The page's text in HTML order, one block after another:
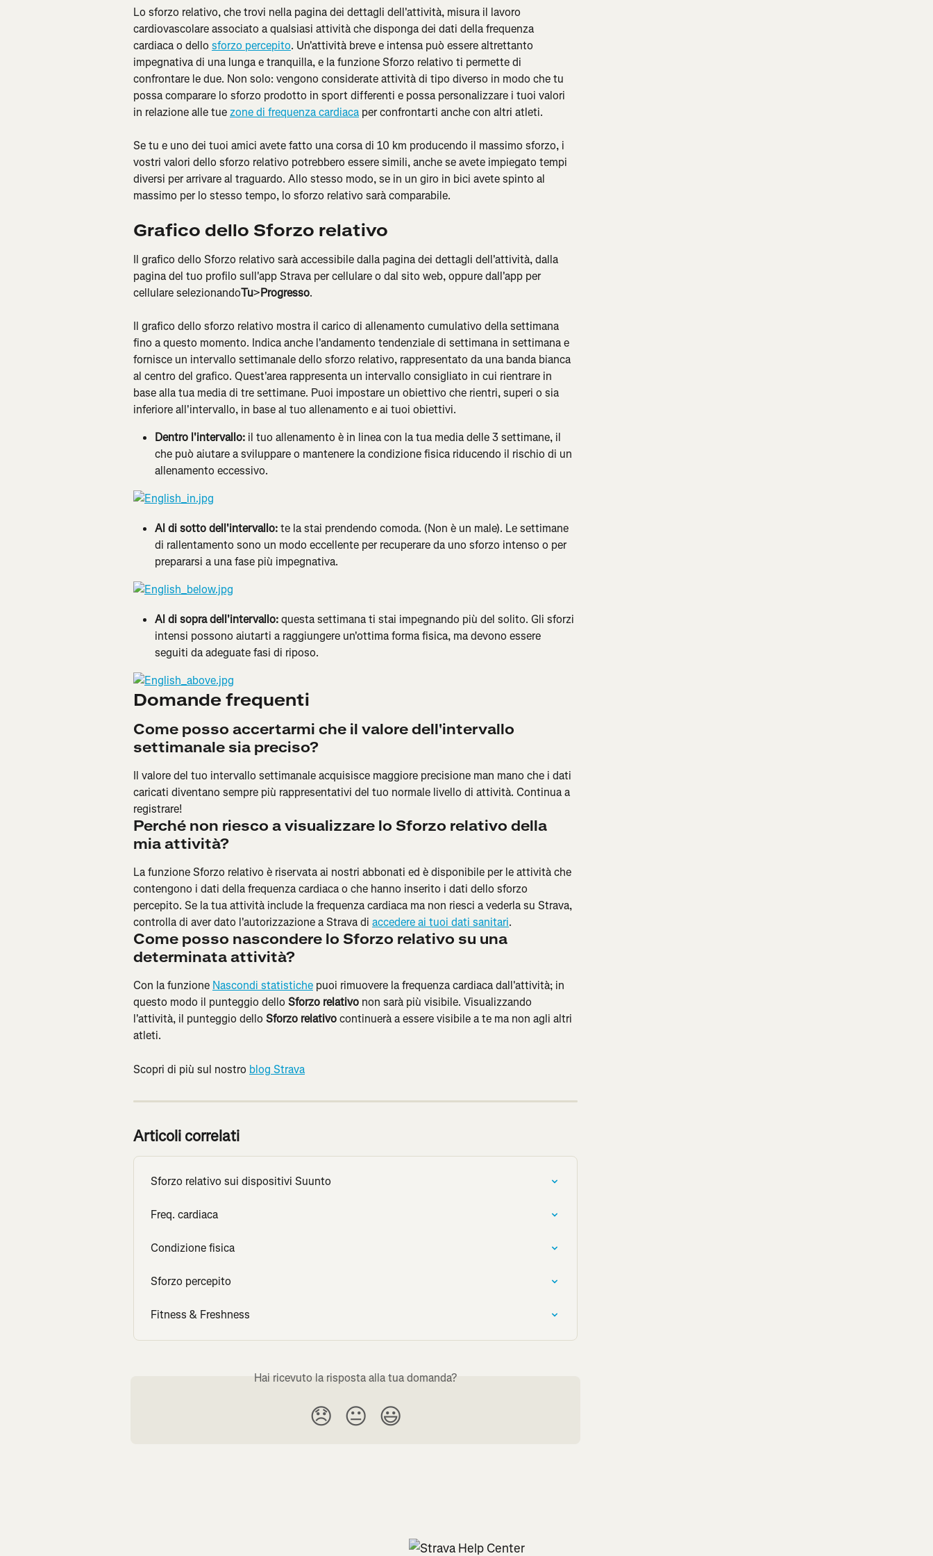
Lo sforzo relativo, che trovi nella pagina dei dettagli dell'attività, misura il lavoro
cardiovascolare associato a qualsiasi attività che disponga dei dati della frequenza
cardiaca o dello sforzo percepito. Un'attività breve e intensa può essere altrettanto
impegnativa di una lunga e tranquilla, e la funzione Sforzo relativo ti permette di
confrontare le due. Non solo: vengono considerate attività di tipo diverso in modo che tu
possa comparare lo sforzo prodotto in sport differenti e possa personalizzare i tuoi valori
in relazione alle tue zone di frequenza cardiaca per confrontarti anche con altri atleti.
Se tu e uno dei tuoi amici avete fatto una corsa di 10 km producendo il massimo sforzo, i
vostri valori dello sforzo relativo potrebbero essere simili, anche se avete impiegato tempi
diversi per arrivare al traguardo. Allo stesso modo, se in un giro in bici avete spinto al
massimo per lo stesso tempo, lo sforzo relativo sarà comparabile.
Grafico dello Sforzo relativo
Il grafico dello Sforzo relativo sarà accessibile dalla pagina dei dettagli dell'attività, dalla
pagina del tuo profilo sull'app Strava per cellulare o dal sito web, oppure dall'app per
cellulare selezionandoTu>Progresso.
Il grafico dello sforzo relativo mostra il carico di allenamento cumulativo della settimana
fino a questo momento. Indica anche l'andamento tendenziale di settimana in settimana e
fornisce un intervallo settimanale dello sforzo relativo, rappresentato da una banda bianca
al centro del grafico. Quest'area rappresenta un intervallo consigliato in cui rientrare in
base alla tua media di tre settimane. Puoi impostare un obiettivo che rientri, superi o sia
inferiore all'intervallo, in base al tuo allenamento e ai tuoi obiettivi.
Dentro l'intervallo: il tuo allenamento è in linea con la tua media delle 3 settimane, il
che può aiutare a sviluppare o mantenere la condizione fisica riducendo il rischio di un
allenamento eccessivo.
Al di sotto dell'intervallo: te la stai prendendo comoda. (Non è un male). Le settimane
di rallentamento sono un modo eccellente per recuperare da uno sforzo intenso o per
prepararsi a una fase più impegnativa.
Al di sopra dell'intervallo: questa settimana ti stai impegnando più del solito. Gli sforzi
intensi possono aiutarti a raggiungere un'ottima forma fisica, ma devono essere
seguiti da adeguate fasi di riposo.
Domande frequenti
Come posso accertarmi che il valore dell'intervallo
settimanale sia preciso?
Il valore del tuo intervallo settimanale acquisisce maggiore precisione man mano che i dati
caricati diventano sempre più rappresentativi del tuo normale livello di attività. Continua a
registrare!
Perché non riesco a visualizzare lo Sforzo relativo della
mia attività?
La funzione Sforzo relativo è riservata ai nostri abbonati ed è disponibile per le attività che
contengono i dati della frequenza cardiaca o che hanno inserito i dati dello sforzo
percepito. Se la tua attività include la frequenza cardiaca ma non riesci a vederla su Strava,
controlla di aver dato l'autorizzazione a Strava di accedere ai tuoi dati sanitari.
Come posso nascondere lo Sforzo relativo su una
determinata attività?
Con la funzione Nascondi statistiche puoi rimuovere la frequenza cardiaca dall'attività; in
questo modo il punteggio dello Sforzo relativo non sarà più visibile. Visualizzando
l'attività, il punteggio dello Sforzo relativo continuerà a essere visibile a te ma non agli altri
atleti.
Scopri di più sul nostro blog Strava
Articoli correlati
Sforzo relativo sui dispositivi Suunto
Freq. cardiaca
Condizione fisica
Sforzo percepito
Fitness & Freshness
Hai ricevuto la risposta alla tua domanda?
😞 😐 😃